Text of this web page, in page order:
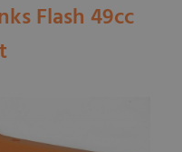
Flash 49cc